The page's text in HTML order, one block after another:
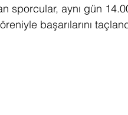
sporcular, aynı gün
başarılarını